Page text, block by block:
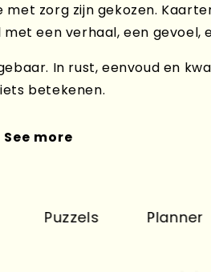
met zorg zijn gekozen.
een verhaal, een gevoel,
In rust, eenvoud en
betekenen.
See more
Puzzels Planner